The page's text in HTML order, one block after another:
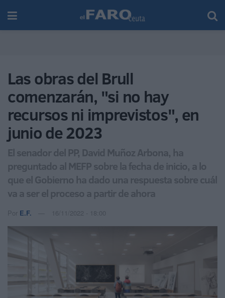
Las obras del Brull
comenzarán, "si no hay
recursos ni imprevistos", en
junio de 2023
El senador del PP, David Muñoz Arbona, ha
preguntado al MEFP sobre la fecha de inicio, a lo
que el Gobierno ha dado una respuesta sobre cuál
va a ser el proceso a partir de ahora
Por E.F. 16/11/2022 - 18:00